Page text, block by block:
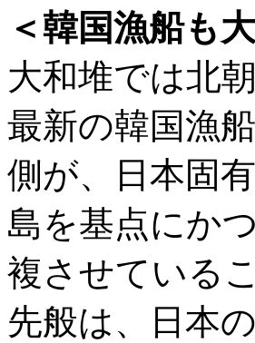
＜韓国漁船も
大和堆では北
最新の韓国漁
側が、日本固
島を基点にか
複させている
先般は、日本